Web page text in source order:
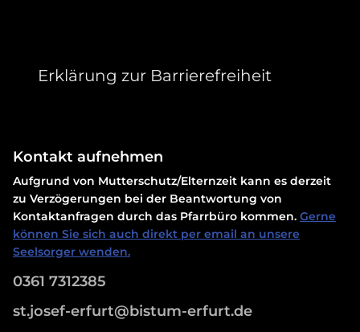
Erklärung zur Barrierefreiheit
Kontakt aufnehmen
Aufgrund von Mutterschutz/Elternzeit kann es derzeit
zu Verzögerungen bei der Beantwortung von
Kontaktanfragen durch das Pfarrbüro kommen. Gerne
können Sie sich auch direkt per email an unsere
Seelsorger wenden.
0361 7312385
st.josef-erfurt@bistum-erfurt.de